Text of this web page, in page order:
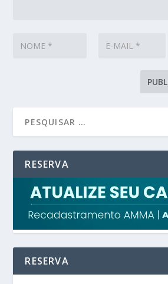
RESERVA
RESERVA